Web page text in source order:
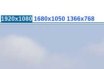
1920x1080 1680x1050 1366x768